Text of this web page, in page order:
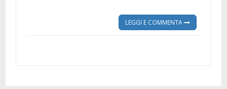
LEGGI E COMMENTA